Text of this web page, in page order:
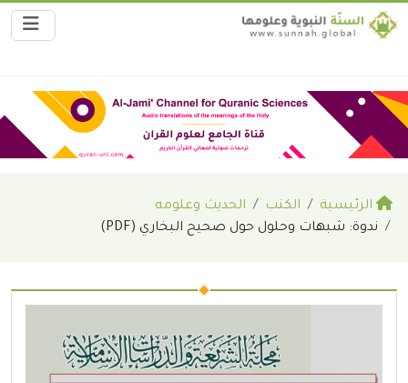
الرئيسية الكتب
الحديث وعلومه
ندوة: شبهات وحلول حول صحيح البخاري (PDF)